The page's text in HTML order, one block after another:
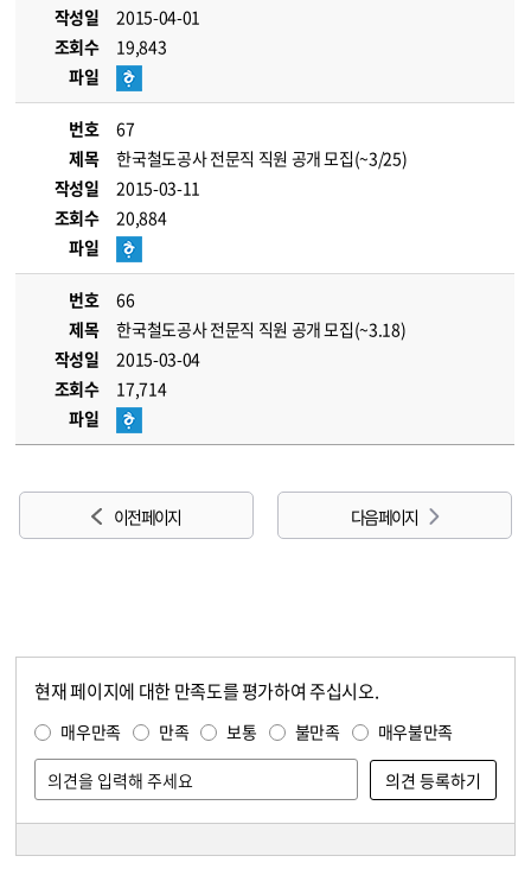
작성일
2015-04-01
조회수
19,843
파일
번호
67
제목
한국철도공사 전문직 직원 공개 모집(~3/25)
작성일
2015-03-11
조회수
20,884
파일
번호
66
제목
한국철도공사 전문직 직원 공개 모집(~3.18)
작성일
2015-03-04
조회수
17,714
파일
이전 페이지 다음 페이지
현재 페이지에 대한 만족도를 평가하여 주십시오.
매우만족 만족 보통 불만족 매우불만족